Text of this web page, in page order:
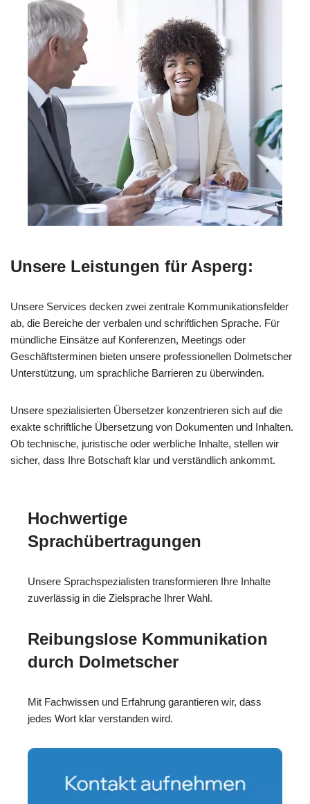
Unsere Leistungen für Asperg:
Unsere Services decken zwei zentrale Kommunikationsfelder
ab, die Bereiche der verbalen und schriftlichen Sprache. Für
mündliche Einsätze auf Konferenzen, Meetings oder
Geschäftsterminen bieten unsere professionellen Dolmetscher
Unterstützung, um sprachliche Barrieren zu überwinden.
Unsere spezialisierten Übersetzer konzentrieren sich auf die
exakte schriftliche Übersetzung von Dokumenten und Inhalten.
Ob technische, juristische oder werbliche Inhalte, stellen wir
sicher, dass Ihre Botschaft klar und verständlich ankommt.
Hochwertige
Sprachübertragungen
Unsere Sprachspezialisten transformieren Ihre Inhalte
zuverlässig in die Zielsprache Ihrer Wahl.
Reibungslose Kommunikation
durch Dolmetscher
Mit Fachwissen und Erfahrung garantieren wir, dass
jedes Wort klar verstanden wird.